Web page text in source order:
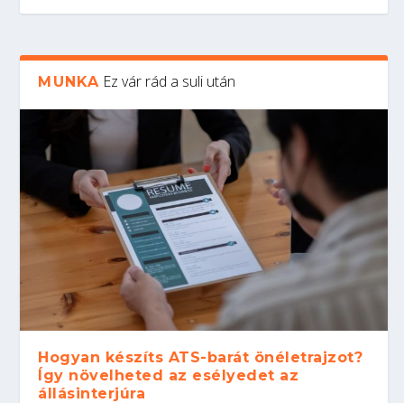
MUNKA Ez vár rád a suli után
Hogyan készíts ATS-barát önéletrajzot?
Így növelheted az esélyedet az
állásinterjúra